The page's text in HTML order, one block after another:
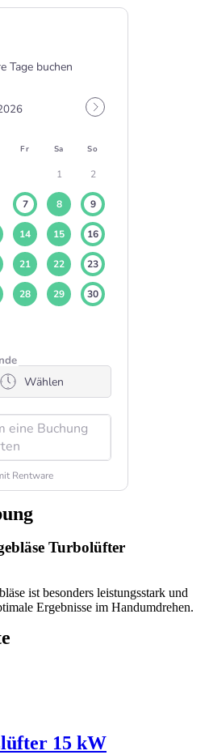
Turbolüfter
ist besonders leistungsstark und
Ergebnisse im Handumdrehen.
15 kW